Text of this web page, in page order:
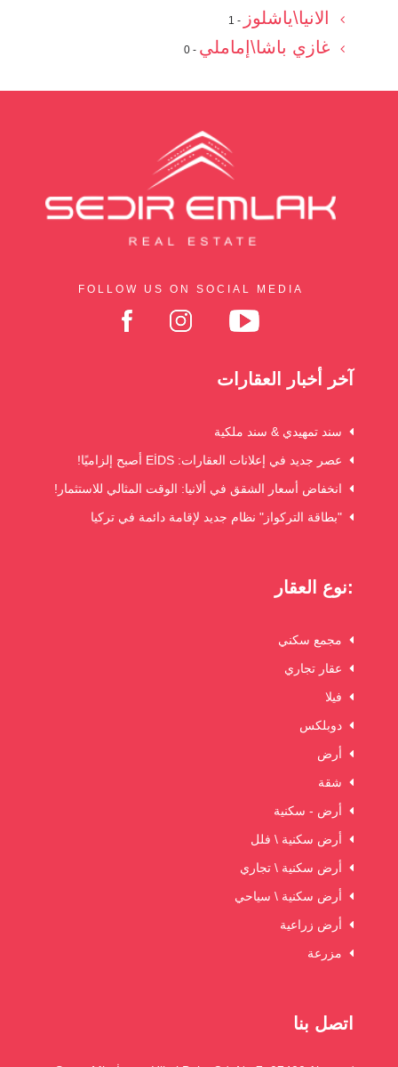
الانيا\ياشلوز - 1
غازي باشا\إماملي - 0
FOLLOW US ON SOCIAL MEDIA
آخر أخبار العقارات
سند تمهيدي & سند ملكية
عصر جديد في إعلانات العقارات: EİDS أصبح إلزاميًا!
انخفاض أسعار الشقق في ألانيا: الوقت المثالي للاستثمار!
"بطاقة التركواز" نظام جديد لإقامة دائمة في تركيا
نوع العقار:
مجمع سكني
عقار تجاري
فيلا
دوبلكس
أرض
شقة
أرض - سكنية
أرض سكنية \ فلل
أرض سكنية \ تجاري
أرض سكنية \ سياحي
أرض زراعية
مزرعة
اتصل بنا